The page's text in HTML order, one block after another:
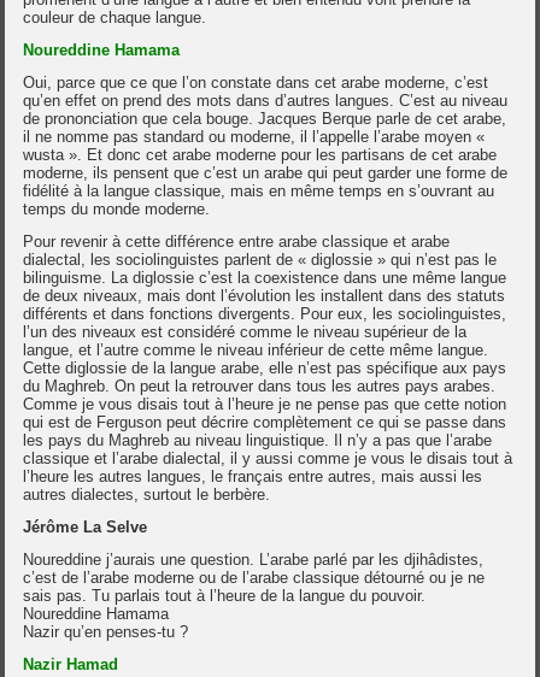
couleur de chaque langue.
Noureddine Hamama
Oui, parce que ce que l’on constate dans cet arabe moderne, c’est
qu’en effet on prend des mots dans d’autres langues. C’est au niveau
de prononciation que cela bouge. Jacques Berque parle de cet arabe,
il ne nomme pas standard ou moderne, il l’appelle l’arabe moyen «
wusta ». Et donc cet arabe moderne pour les partisans de cet arabe
moderne, ils pensent que c’est un arabe qui peut garder une forme de
fidélité à la langue classique, mais en même temps en s’ouvrant au
temps du monde moderne.
Pour revenir à cette différence entre arabe classique et arabe
dialectal, les sociolinguistes parlent de « diglossie » qui n’est pas le
bilinguisme. La diglossie c’est la coexistence dans une même langue
de deux niveaux, mais dont l’évolution les installent dans des statuts
différents et dans fonctions divergents. Pour eux, les sociolinguistes,
l’un des niveaux est considéré comme le niveau supérieur de la
langue, et l’autre comme le niveau inférieur de cette même langue.
Cette diglossie de la langue arabe, elle n’est pas spécifique aux pays
du Maghreb. On peut la retrouver dans tous les autres pays arabes.
Comme je vous disais tout à l’heure je ne pense pas que cette notion
qui est de Ferguson peut décrire complètement ce qui se passe dans
les pays du Maghreb au niveau linguistique. Il n’y a pas que l’arabe
classique et l’arabe dialectal, il y aussi comme je vous le disais tout à
l’heure les autres langues, le français entre autres, mais aussi les
autres dialectes, surtout le berbère.
Jérôme La Selve
Noureddine j’aurais une question. L’arabe parlé par les djihâdistes,
c’est de l’arabe moderne ou de l’arabe classique détourné ou je ne
sais pas. Tu parlais tout à l’heure de la langue du pouvoir.
Noureddine Hamama
Nazir qu’en penses-tu ?
Nazir Hamad